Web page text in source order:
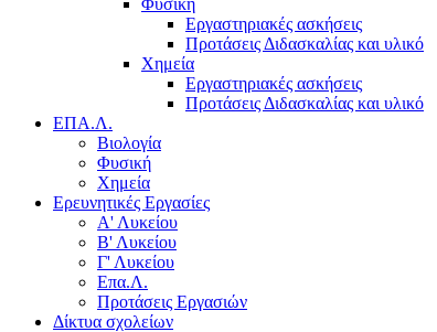
Εργαστηριακές ασκήσεις
Προτάσεις Διδασκαλίας και υλικό
Χημεία
Εργαστηριακές ασκήσεις
Προτάσεις Διδασκαλίας και υλικό
ΕΠΑ.Λ.
Βιολογία
Φυσική
Χημεία
Ερευνητικές Εργασίες
Α' Λυκείου
Β' Λυκείου
Γ' Λυκείου
Επα.Λ.
Προτάσεις Εργασιών
Δίκτυα σχολείων